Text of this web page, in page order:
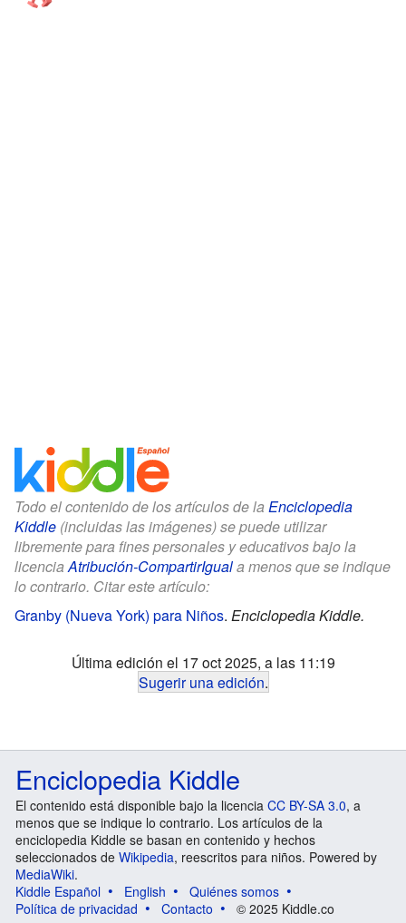
Todo el contenido de los artículos de la Enciclopedia
Kiddle (incluidas las imágenes) se puede utilizar
libremente para fines personales y educativos bajo la
licenciaAtribución-CompartirIguala menos que se indique
lo contrario. Citar este artículo:
Granby (Nueva York) para Niños. Enciclopedia Kiddle.
Última edición el 17 oct 2025, a las 11:19
Sugerir una edición.
Enciclopedia Kiddle
El contenido está disponible bajo la licencia CC BY-SA 3.0, a
menos que se indique lo contrario. Los artículos de la
enciclopedia Kiddle se basan en contenido y hechos
seleccionados de Wikipedia, reescritos para niños. Powered by
MediaWiki.
Kiddle Español
English
Quiénes somos
Política de privacidad
Contacto © 2025 Kiddle.co